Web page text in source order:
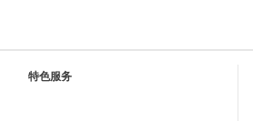
特色服务